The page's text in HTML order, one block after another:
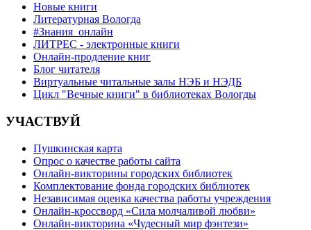
Новые книги
Литературная Вологда
#Знания_онлайн
ЛИТРЕС - электронные книги
Онлайн-продление книг
Блог читателя
Виртуальные читальные залы НЭБ и НЭДБ
Цикл "Вечные книги" в библиотеках Вологды
УЧАСТВУЙ
Пушкинская карта
Опрос о качестве работы сайта
Онлайн-викторины городских библиотек
Комплектование фонда городских библиотек
Независимая оценка качества работы учреждения
Онлайн-кроссворд «Сила молчаливой любви»
Онлайн-викторина «Чудесный мир фэнтези»